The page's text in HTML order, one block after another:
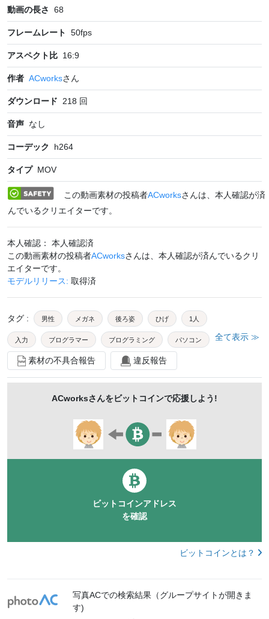
動画の長さ 68
フレームレート 50fps
アスペクト比 16:9
作者 ACworksさん
ダウンロード 218 回
音声 なし
コーデック h264
タイプ MOV
この動画素材の投稿者ACworksさんは、本人確認が済
んでいるクリエイターです。
本人確認： 本人確認済
この動画素材の投稿者ACworksさんは、本人確認が済んでいるクリ
エイターです。
モデルリリース: 取得済
タグ : 男性 メガネ 後ろ姿 ひげ 1人
入力 ブログラマー ブログラミング パソコン
室内 設計 屋内 外国人 40代
上半身 等倍 早い キーボード モニター
仕事 在宅ワーク ビジネス
ハッキング programmermac mdfm387
全て表示 ≫
素材の不具合報告 違反報告
ACworksさんをビットコインで応援しよう!
ビットコインアドレス
を確認
ビットコインとは？
写真ACでの検索結果（グループサイトが開きま
す)